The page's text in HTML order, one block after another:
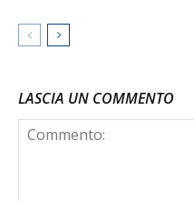
LASCIA UN COMMENTO